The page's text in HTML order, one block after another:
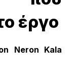
έργο
Neron Kala